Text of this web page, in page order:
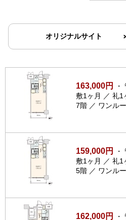
オリジナルサイト
163,000円
敷1ヶ月 ／ 礼1
7階 ／ ワンル
159,000円
敷1ヶ月 ／ 礼1
5階 ／ ワンル
162,000円